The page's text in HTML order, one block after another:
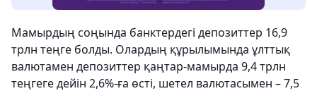
Мамырдың соңында банктердегі депозиттер 16,9
трлн теңге болды. Олардың құрылымында ұлттық
валютамен депозиттер қаңтар-мамырда 9,4 трлн
теңгеге дейін 2,6%-ға өсті, шетел валютасымен – 7,5